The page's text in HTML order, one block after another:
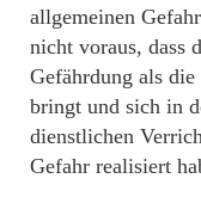
allgemeinen
nicht voraus, dass
Gefährdung als
bringt und sich in
dienstlichen
Gefahr realisiert